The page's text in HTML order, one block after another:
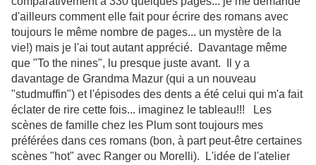
d'ailleurs comment elle fait pour écrire des romans avec
toujours le même nombre de pages... un mystère de la
vie!) mais je l'ai tout autant apprécié. Davantage même
que "To the nines", lu presque juste avant. Il y a
davantage de Grandma Mazur (qui a un nouveau
"studmuffin") et l'épisodes des dents a été celui qui m'a fait
éclater de rire cette fois... imaginez le tableau!!! Les
scènes de famille chez les Plum sont toujours mes
préférées dans ces romans (bon, à part peut-être certaines
scènes "hot" avec Ranger ou Morelli). L'idée de l'atelier